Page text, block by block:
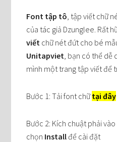
Font tập tô, tập viết chữ
của tác giả Dzunglee. Rất
viết chữ nét đứt cho bé
Unitapviet, bạn có thể dễ
mình một trang tập viết để
Bước 1: Tải font chữtại đây
Bước 2: Kích chuật phải
chọn Installđể cài đặt